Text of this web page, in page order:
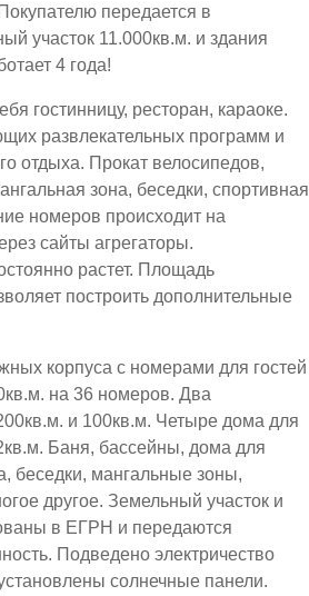
передается в
участок 11.000кв.м. и здания
4 года!
гостинницу, ресторан, караоке.
развлекательных программ и
отдыха. Прокат велосипедов,
зона, беседки, спортивная
номеров происходит на
сайты агрегаторы.
растет. Площадь
построить дополнительные
корпуса с номерами для гостей
на 36 номеров. Два
и 100кв.м. Четыре дома для
Баня, бассейны, дома для
беседки, мангальные зоны,
другое. Земельный участок и
в ЕГРН и передаются
Подведено электричество
солнечные панели.